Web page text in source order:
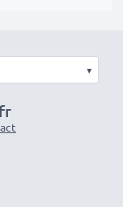
efficacité
▾